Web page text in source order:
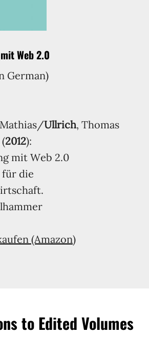
Web 2.0
German)
Ullrich, Thomas
2012):
mit Web 2.0
für die
(Amazon)
to Edited Volumes